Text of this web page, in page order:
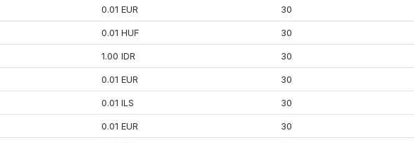
0.01 EUR 30
0.01 HUF 30
1.00 IDR 30
0.01 EUR 30
0.01 ILS 30
0.01 EUR 30